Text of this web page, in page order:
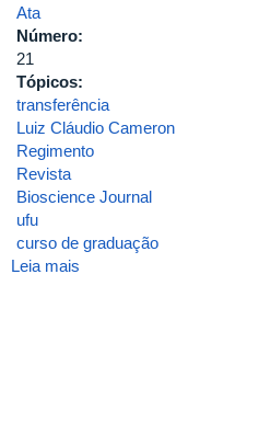
Ata
Número:
21
Tópicos:
transferência
Luiz Cláudio Cameron
Regimento
Revista
Bioscience Journal
ufu
curso de graduação
Leia mais